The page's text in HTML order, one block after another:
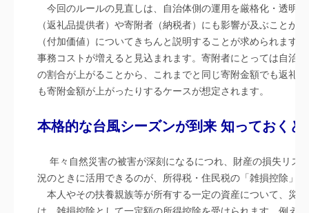
今回のルールの見直しは、自治体側の運用を厳格化・透明
（返礼品提供者）や寄附者（納税者）にも影響が及ぶことが
（付加価値）についてきちんと説明することが求められます
事務コストが増えると見込まれます。寄附者にとっては自治
の割合が上がることから、これまでと同じ寄附金額でも返礼
も寄附金額が上がったりするケースが想定されます。
本格的な台風シーズンが到来 知っておく
年々自然災害の被害が深刻になるにつれ、財産の損失リスクも高まっています。そうした苦しい状
況のときに活用できるのが、所得税・住民税の「雑損控除
本人やその扶養親族等が所有する一定の資産について、災